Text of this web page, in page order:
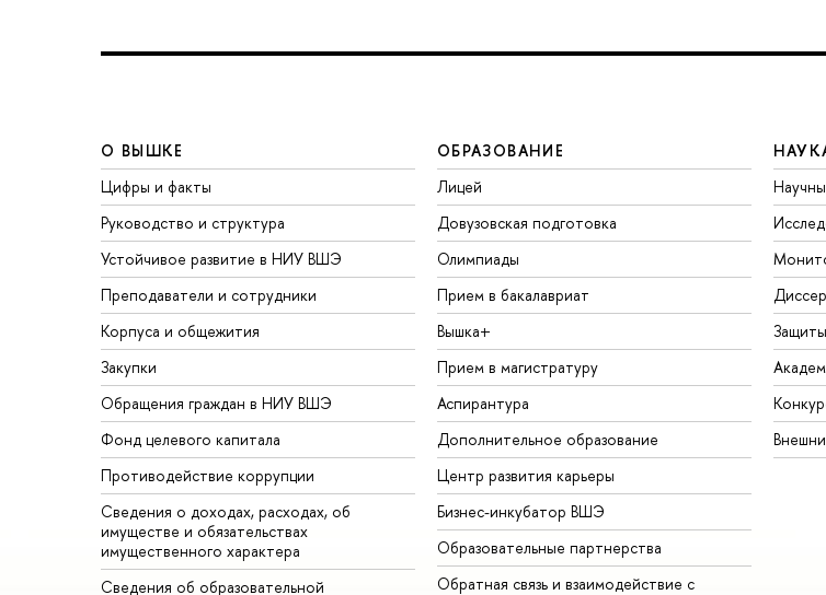
О ВЫШКЕ
Цифры и факты
Руководство и структура
Устойчивое развитие в НИУ ВШЭ
Преподаватели и сотрудники
Корпуса и общежития
Закупки
Обращения граждан в НИУ ВШЭ
Фонд целевого капитала
Противодействие коррупции
Сведения о доходах, расходах, об
имуществе и обязательствах
имущественного характера
Сведения об образовательной
ОБРАЗОВАНИЕ
Лицей
Довузовская подготовка
Олимпиады
Прием в бакалавриат
Вышка+
Прием в магистратуру
Аспирантура
Дополнительное образование
Центр развития карьеры
Бизнес-инкубатор ВШЭ
Образовательные партнерства
Обратная связь и взаимодействие с